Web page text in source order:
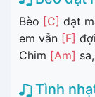
Bèo [C] dạt
em vẫn [F]
Chim [Am]
Tình